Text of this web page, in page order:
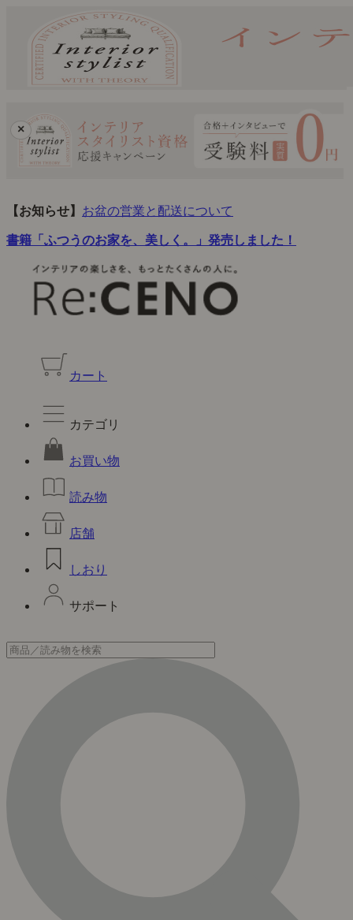
×
【お知らせ】 お盆の営業と配送について
書籍「ふつうのお家を、美しく。」発売しました！
カート
カテゴリ
お買い物
読み物
店舗
しおり
サポート